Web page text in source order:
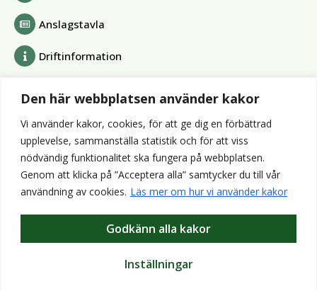
Den här webbplatsen använder kakor
Vi använder kakor, cookies, för att ge dig en förbättrad
upplevelse, sammanställa statistik och för att viss
nödvändig funktionalitet ska fungera på webbplatsen.
Genom att klicka på ”Acceptera alla” samtycker du till vår
användning av cookies. Läs mer om hur vi använder kakor
Inställningar
Godkänn alla kakor
Anslagstavla
Driftinformation
Alvesta Renhållnings AB
Alvesta Energi AB
AllboHus Bostad AB
Huseby bruk AB
Värends räddningstjänst
Wexnet AB